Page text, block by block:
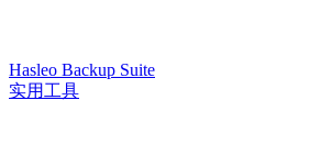
Hasleo Backup Suite
实用工具